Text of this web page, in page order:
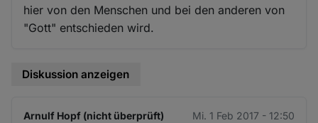
hier von den Menschen und bei den anderen von
"Gott" entschieden wird.
Diskussion anzeigen
Arnulf Hopf (nicht überprüft) Mi. 1 Feb 2017 - 12:50